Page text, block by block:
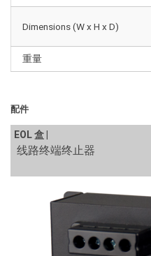
Dimensions (W x H x D)
重量
配件
EOL 盒 |
线路终端终止器